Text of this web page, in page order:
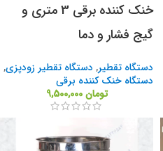
خنک کننده برقی 3 متری و
گیج فشار و دما
دستگاه تقطیر, دستگاه تقطیر زودپزی,
دستگاه خنک کننده برقی
تومان9,500,000